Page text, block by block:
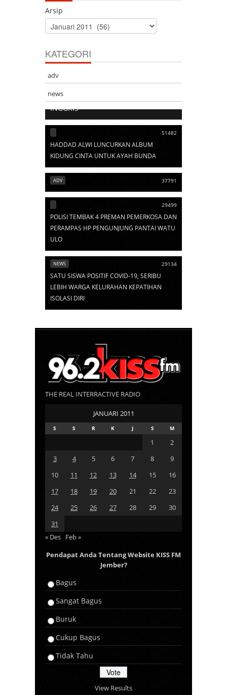
Arsip
KATEGORI
adv
news
103529
ARTI SINGKATAN DALAM BAHASA
INGGRIS
51482
HADDAD ALWI LUNCURKAN ALBUM
KIDUNG CINTA UNTUK AYAH BUNDA
ADV 37791
29499
POLISI TEMBAK 4 PREMAN PEMERKOSA DAN
PERAMPAS HP PENGUNJUNG PANTAI WATU
ULO
NEWS 29134
SATU SISWA POSITIF COVID-19, SERIBU
LEBIH WARGA KELURAHAN KEPATIHAN
ISOLASI DIRI
THE REAL INTERRACTIVE RADIO
JANUARI 2011
S S R K J S M
1
2
3
4 5 6 7 8
9
10
11 12 13 14 15
16
17
18 19 20 21 22
23
24
25 26 27 28 29
30
31
« Des Feb »
Pendapat Anda Tentang Website KISS FM
Jember?
Bagus
Sangat Bagus
Buruk
Cukup Bagus
Tidak Tahu
View Results